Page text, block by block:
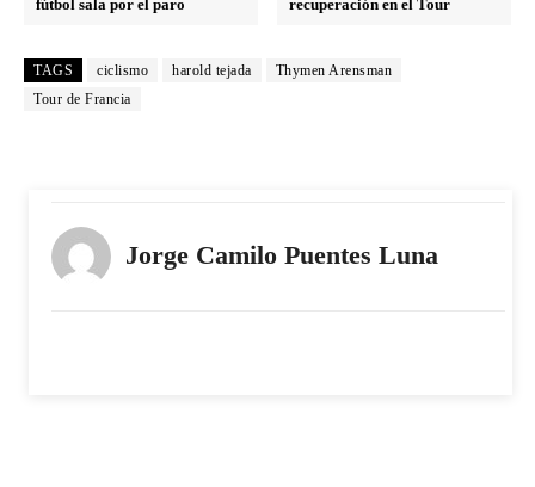
fútbol sala por el paro recuperación en el Tour
TAGS ciclismo harold tejada
Thymen Arensman
Tour de Francia
Jorge Camilo Puentes Luna